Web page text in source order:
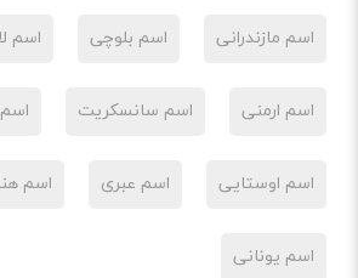
اسم مازندرانی اسم بلوچی اسم
اسم ارمنی اسم سانسکریت
اسم اوستایی اسم عبری اسم
اسم یونانی